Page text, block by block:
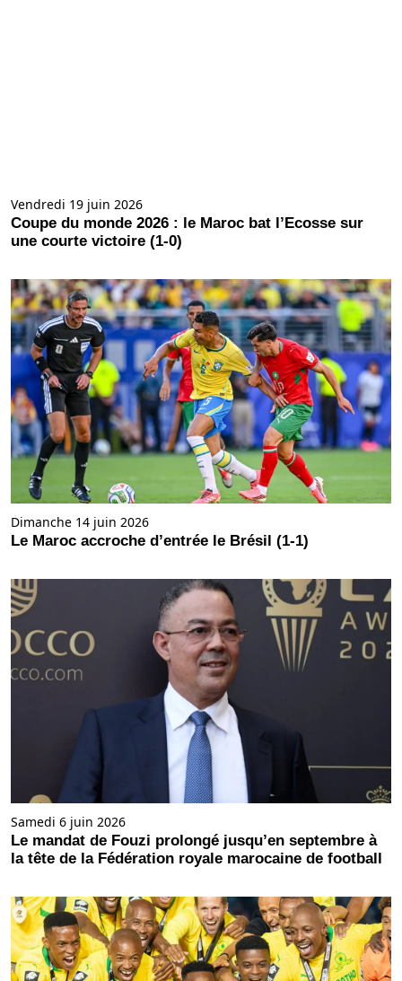
Vendredi 19 juin 2026
Coupe du monde 2026 : le Maroc bat l’Ecosse sur
une courte victoire (1-0)
Dimanche 14 juin 2026
Le Maroc accroche d’entrée le Brésil (1-1)
Samedi 6 juin 2026
Le mandat de Fouzi prolongé jusqu’en septembre à
la tête de la Fédération royale marocaine de football